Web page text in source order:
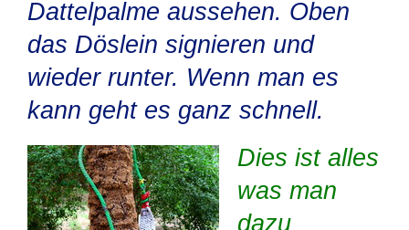
Dattelpalme aussehen. Oben
das Döslein signieren und
wieder runter. Wenn man es
kann geht es ganz schnell.
Dies ist alles
was man
dazu